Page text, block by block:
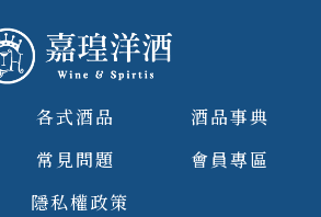
各式酒品
酒品事典
常見問題
會員專區
隱私權政策